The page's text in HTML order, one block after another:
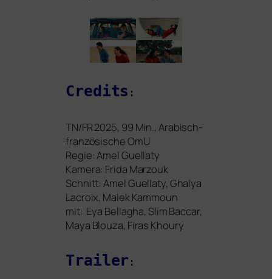
Credits :
TN/FR2025, 99 Min., Arabisch-
fran­zö­si­sche OmU
Regie: Amel Guellaty
Kamera: Frida Marzouk
Schnitt: Amel Guellaty, Ghalya
Lacroix, Malek Kammoun
mit: Eya Bellagha, Slim Baccar,
Maya Blouza, Firas Khoury
Trailer :